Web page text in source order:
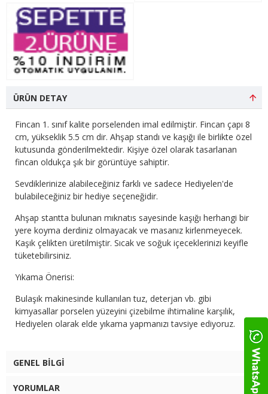
ÜRÜN DETAY
Fincan 1. sınıf kalite porselenden imal edilmiştir. Fincan çapı 8
cm, yükseklik 5.5 cm dir. Ahşap standı ve kaşığı ile birlikte özel
kutusunda gönderilmektedir. Kişiye özel olarak tasarlanan
fincan oldukça şık bir görüntüye sahiptir.
Sevdiklerinize alabileceğiniz farklı ve sadece Hediyelen'de
bulabileceğiniz bir hediye seçeneğidir.
Ahşap stantta bulunan mıknatıs sayesinde kaşığı herhangi bir
yere koyma derdiniz olmayacak ve masanız kirlenmeyecek.
Kaşık çelikten üretilmiştir. Sıcak ve soğuk içeceklerinizi keyifle
tüketebilirsiniz.
Yıkama Önerisi:
Bulaşık makinesinde kullanılan tuz, deterjan vb. gibi
kimyasallar porselen yüzeyini çizebilme ihtimaline karşılık,
Hediyelen olarak elde yıkama yapmanızı tavsiye ediyoruz.
GENEL BILGI
YORUMLAR